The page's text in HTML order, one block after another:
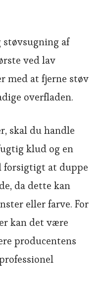
af
ved lav
med at fjerne støv
overfladen.
skal du handle
klud og en
at duppe
da dette kan
eller farve. For
kan det være
producentens